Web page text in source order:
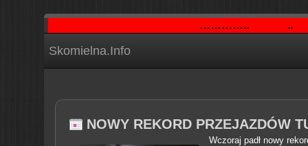
…………..
Skomielna.Info
NOWY REKORD PRZEJAZDÓW
Wczoraj padł nowy